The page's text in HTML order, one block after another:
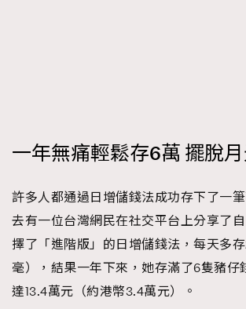
TRENDING
AFrenchMind
EmpowerF
FashionWeek
一年無痛輕鬆存6萬 擺脫
許多人都通過日增儲錢法成功存下了一
去有一位台灣網民在社交平台上分享了
擇了「進階版」的日增儲錢法，每天多
毫），結果一年下來，她存滿了6隻豬仔
達13.4萬元（約港幣3.4萬元）。